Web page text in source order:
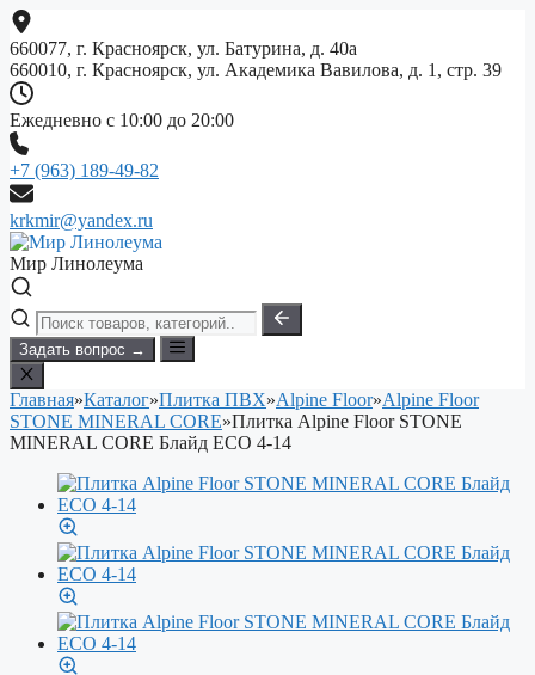
Перейти
к
содержимому
660077, г. Красноярск, ул. Батурина, д. 40а
660010, г. Красноярск, ул. Академика Вавилова, д. 1, стр. 39
Ежедневно с 10:00 до 20:00
+7 (963) 189-49-82
krkmir@yandex.ru
Мир Линолеума
Задать вопрос →
Главная»Каталог»Плитка ПВХ»Alpine Floor»Alpine Floor
STONE MINERAL CORE»Плитка Alpine Floor STONE
MINERAL CORE Блайд ЕСО 4-14